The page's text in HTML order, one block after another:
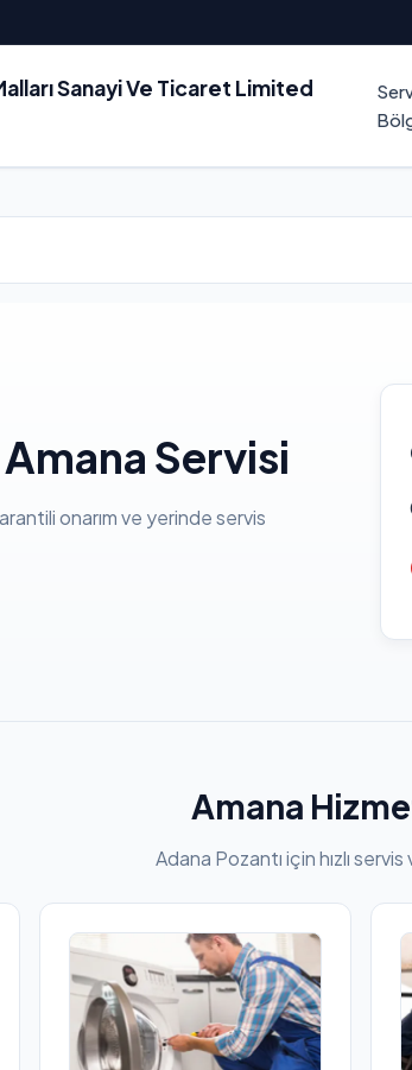
Sanayi Ve Ticaret Limited
Servisi
onarım ve yerinde servis
Amana
Adana Pozantı için hızlı